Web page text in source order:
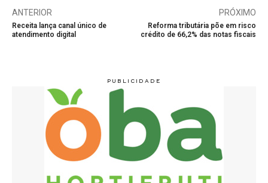
ANTERIOR
Receita lança canal único de
atendimento digital
PRÓXIMO
Reforma tributária põe em risco
crédito de 66,2% das notas fiscais